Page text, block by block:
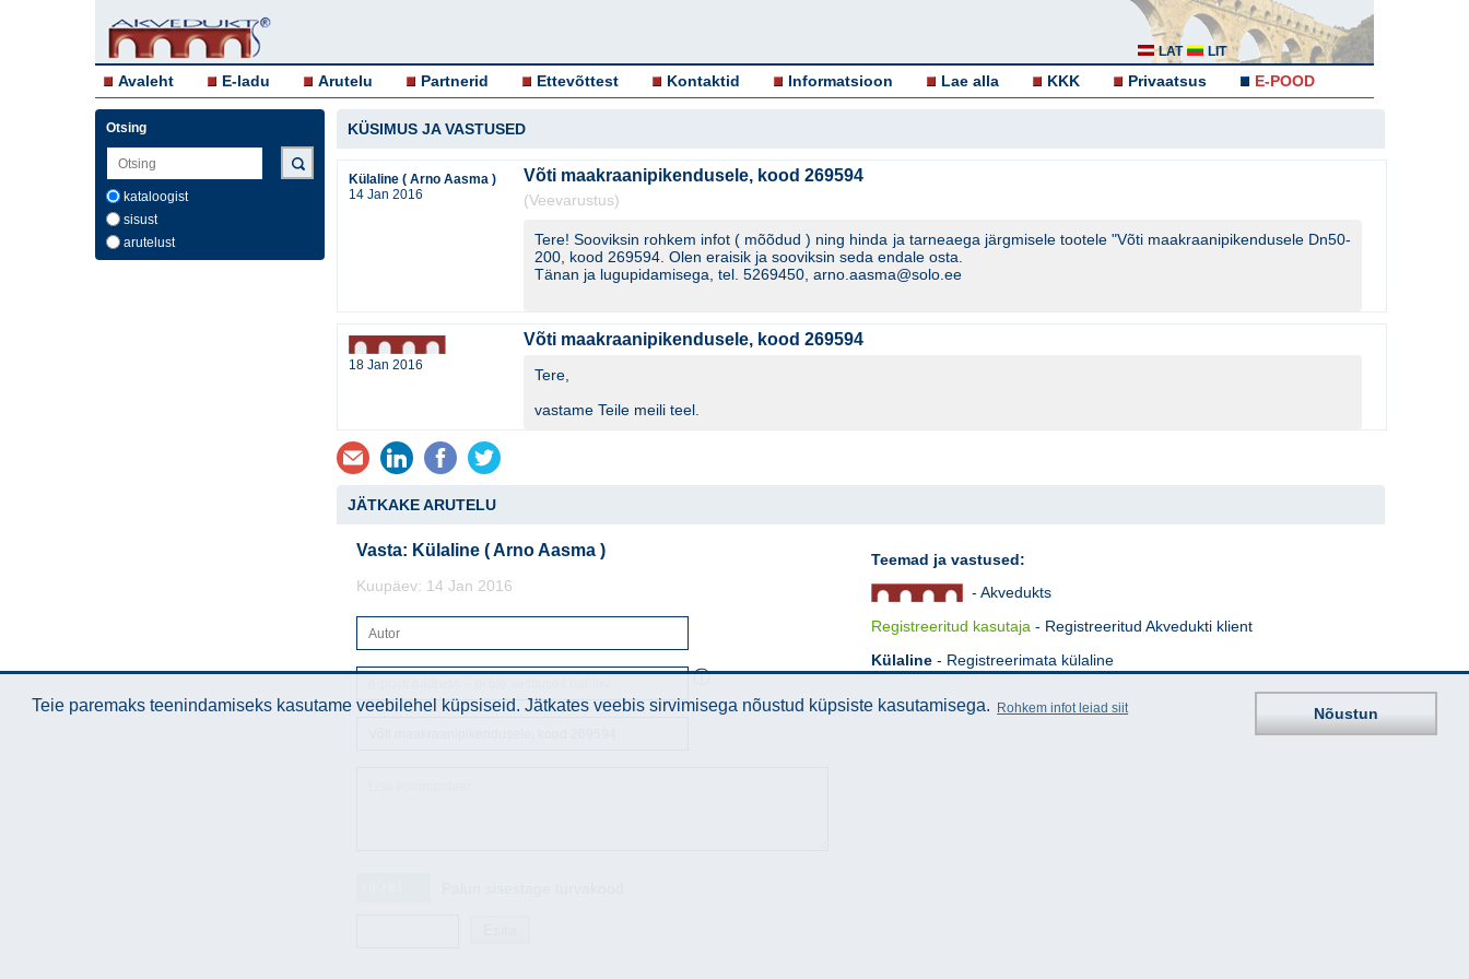
LAT LIT
Avaleht E-ladu Arutelu Partnerid Ettevõttest Kontaktid Informatsioon Lae alla KKK Privaatsus E-POOD
Otsing
kataloogist
sisust
arutelust
KÜSIMUS JA VASTUSED
Külaline ( Arno Aasma )
14 Jan 2016
Võti maakraanipikendusele, kood 269594
(Veevarustus)
Tere! Sooviksin rohkem infot ( mõõdud ) ning hinda ja tarneaega järgmisele tootele "Võti maakraanipikendusele Dn50-
200, kood 269594. Olen eraisik ja sooviksin seda endale osta.
Tänan ja lugupidamisega, tel. 5269450, arno.aasma@solo.ee
18 Jan 2016
Võti maakraanipikendusele, kood 269594
Tere,
vastame Teile meili teel.
JÄTKAKE ARUTELU
Vasta: Külaline ( Arno Aasma )
Kuupäev: 14 Jan 2016
ⓘ
Teemad ja vastused:
- Akvedukts
Registreeritud kasutaja - Registreeritud Akvedukti klient
Külaline - Registreerimata külaline
Teie paremaks teenindamiseks kasutame veebilehel küpsiseid. Jätkates veebis sirvimisega nõustud küpsiste kasutamisega. Rohkem infot leiad siit Nõustun